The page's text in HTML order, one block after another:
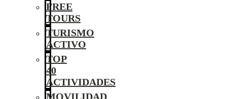
FREE
TOURS
TURISMO
ACTIVO
TOP
40
ACTIVIDADES
MOVILIDAD